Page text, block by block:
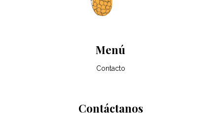
Menú
Contacto
Contáctanos